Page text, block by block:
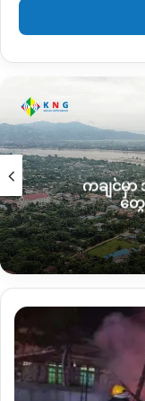
ရင်ဆိုင်ကယ်ထဲပေးထည့်ပ
ကြီးတော်တော် များမျ
မြို့တော်မြစ်ကြီးန
စက်သုံးဆီကန့်သတ်ရေ
ဈေး တစ်လီတာ ကျပ် ၆
၁သောင်း အထိမြင့်တ
တွေရှိတယ်လို့ မြို့ခံတွေ
တစ်ဖက်မှာ ရွှေမှော်ဒ
ရောင်းဝယ်မှုတွေကိုရပ်
တွေကတော့ဝယ်လို့ရန
ကချင်မှ
တွေ
မြစ်
ကြီး
နား
မြို့
မှာ